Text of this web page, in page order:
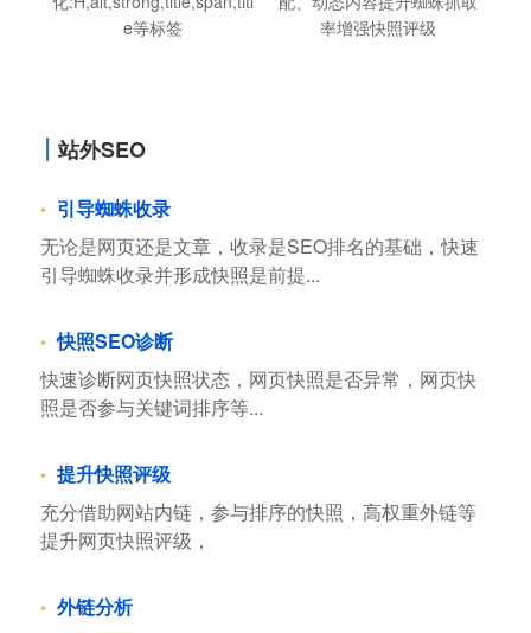
e等标签
率增强快照评级
站外SEO
引导蜘蛛收录
无论是网页还是文章，收录是SEO排名的基础，快速
引导蜘蛛收录并形成快照是前提...
快照SEO诊断
快速诊断网页快照状态，网页快照是否异常，网页快
照是否参与关键词排序等...
提升快照评级
充分借助网站内链，参与排序的快照，高权重外链等
提升网页快照评级，
外链分析